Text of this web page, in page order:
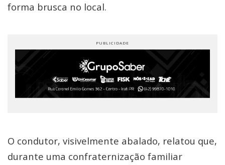
forma brusca no local.
O condutor, visivelmente abalado, relatou que,
durante uma confraternização familiar